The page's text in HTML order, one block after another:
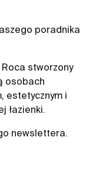
poradnika
stworzony
osobach
estetycznym i
łazienki.
newslettera.